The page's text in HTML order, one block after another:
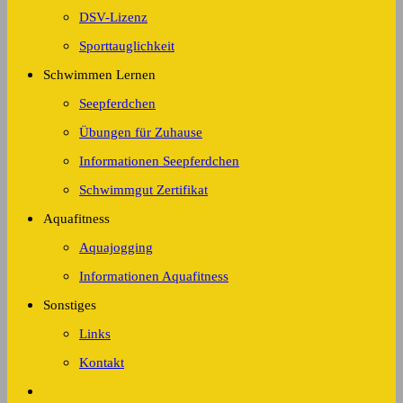
DSV-Lizenz
Sporttauglichkeit
Schwimmen Lernen
Seepferdchen
Übungen für Zuhause
Informationen Seepferdchen
Schwimmgut Zertifikat
Aquafitness
Aquajogging
Informationen Aquafitness
Sonstiges
Links
Kontakt